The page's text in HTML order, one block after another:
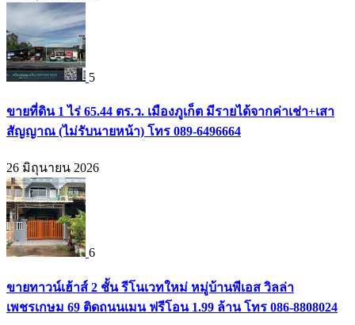
5
ขายที่ดิน 1 ไร่ 65.44 ตร.ว. เมืองภูเก็ต มีรายได้จากค่าเช่า+เสา
สัญญาณ (ไม่รับนายหน้า) โทร 089-6496664
26 มิถุนายน 2026
6
ขายทาวน์เฮ้าส์ 2 ชั้น รีโนเวทใหม่ หมู่บ้านพีเอส วิลล่า
เพชรเกษม 69 ติดถนนเมน ฟรีโอน 1.99 ล้าน โทร 086-8808024